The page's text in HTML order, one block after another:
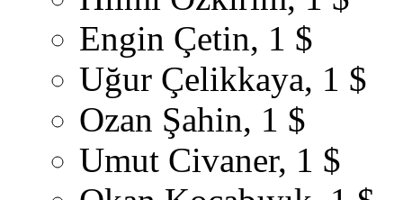
Engin Çetin, 1 $
Uğur Çelikkaya, 1 $
Ozan Şahin, 1 $
Umut Civaner, 1 $